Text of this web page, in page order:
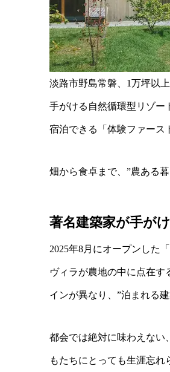
淡路市野島常磐、1万坪以
手がける自然循環型リゾー
宿泊できる「体験ファース
畑から食卓まで、”農ある
著名建築家が手が
2025年8月にオープンした
ヴィラが農地の中に点在
インが異なり、”泊まれる
都会では絶対に味わえない
もたちにとっても生涯忘れ